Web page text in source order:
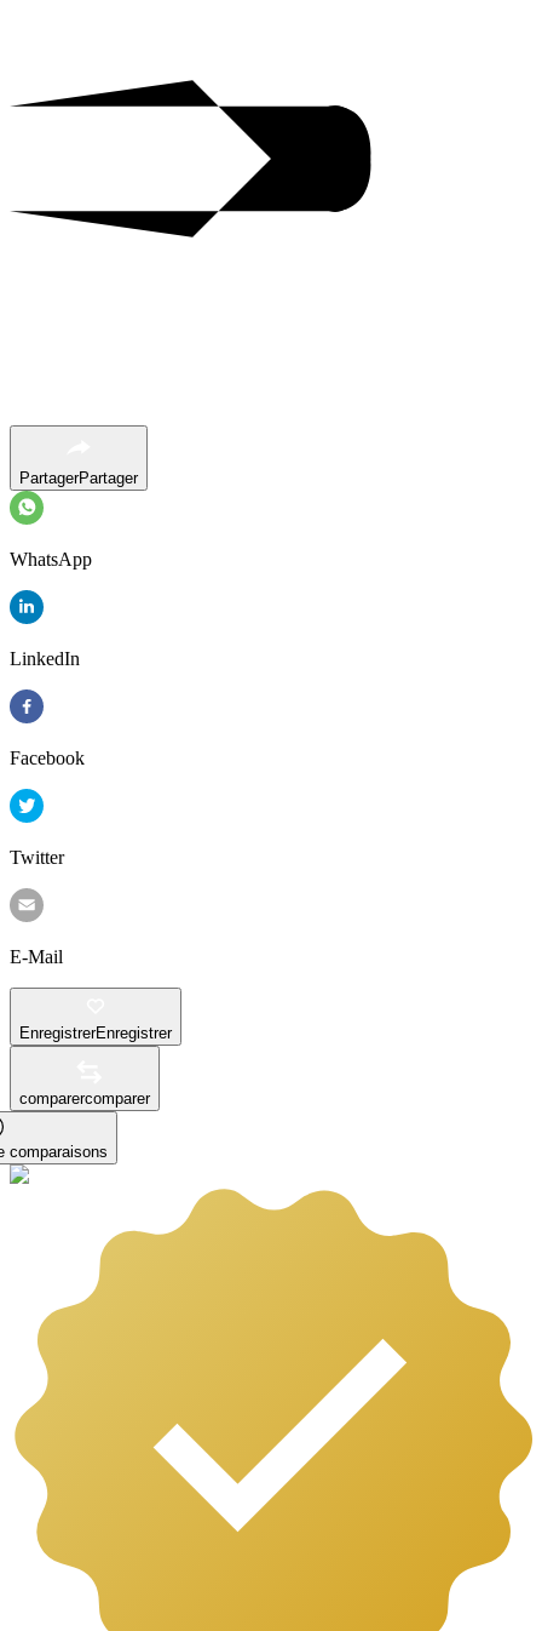
PartagerPartager
WhatsApp
LinkedIn
Facebook
Twitter
E-Mail
EnregistrerEnregistrer
comparercomparer
comparaisons